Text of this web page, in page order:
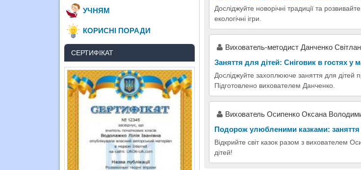
Досліджуйте новорічні традиції та
екологічні ігри.
Вихователь-методист Данченко
Заняття для дітей: Сніговик в гостях у
Досліджуйте захоплююче заняття для дітей
Підготовлено вихователем Данченко.
Вихователь Осипенко Оксана
Подорож улюбленими казками:
Відкрийте світ казок разом з вихователем
дітей!
УЧНЯМ
КОРИСНІ ПОРАДИ
СЕРТИФІКАТ